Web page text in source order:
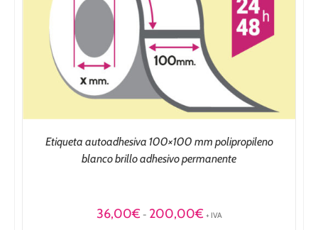
Etiqueta autoadhesiva 100×100 mm polipropileno
blanco brillo adhesivo permanente
36,00€ - 200,00€Rango
+ IVA